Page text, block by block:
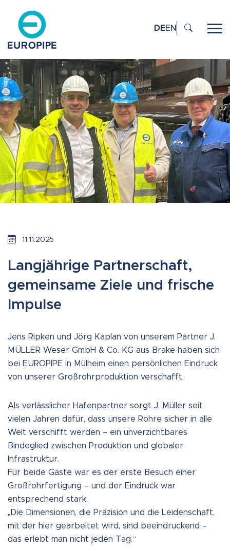
DEEN
11.11.2025
Langjährige Partnerschaft,
gemeinsame Ziele und frische
Impulse
Jens Ripken und Jörg Kaplan von unserem Partner J.
MÜLLER Weser GmbH & Co. KG aus Brake haben sich
bei EUROPIPE in Mülheim einen persönlichen Eindruck
von unserer Großrohrproduktion verschafft.
Als verlässlicher Hafenpartner sorgt J. Müller seit
vielen Jahren dafür, dass unsere Rohre sicher in alle
Welt verschifft werden – ein unverzichtbares
Bindeglied zwischen Produktion und globaler
Infrastruktur.
Für beide Gäste war es der erste Besuch einer
Großrohrfertigung – und der Eindruck war
entsprechend stark:
„Die Dimensionen, die Präzision und die Leidenschaft,
mit der hier gearbeitet wird, sind beeindruckend –
das erlebt man nicht jeden Tag.“